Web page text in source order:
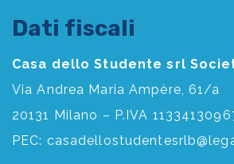
Dati fiscali
Casa dello Studente srl
Via Andrea Maria Ampère, 61/a
20131 Milano – P.IVA
PEC: